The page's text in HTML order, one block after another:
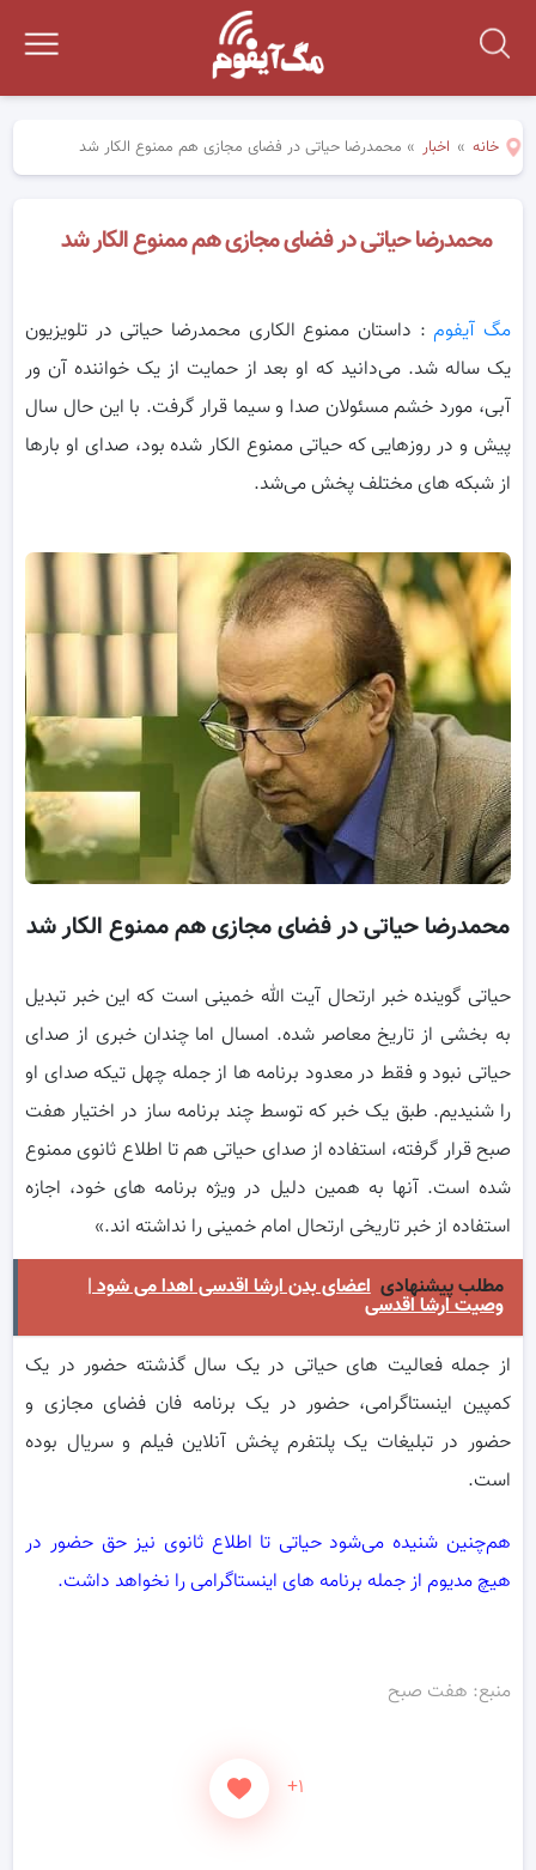
خانه » اخبار » محمدرضا حیاتی در فضای مجازی هم ممنوع الکار شد
محمدرضا حیاتی در فضای مجازی هم ممنوع الکار شد
مگ آیفوم : داستان ممنوع الکاری محمدرضا حياتی در تلويزيون
يک ساله شد. می‌دانید که او بعد از حمايت از يک خواننده آن ور
آبی، مورد خشم مسئولان صدا و سيما قرار گرفت. با اين حال سال
پيش و در روزهايی که حياتی ممنوع الکار شده بود، صدای او بارها
از شبکه های مختلف پخش می‌شد.
محمدرضا حیاتی در فضای مجازی هم ممنوع الکار شد
حياتی گوينده خبر ارتحال آيت الله خمينی است که اين خبر تبديل
به بخشی از تاريخ معاصر شده. امسال اما چندان خبری از صدای
حياتی نبود و فقط در معدود برنامه ها از جمله چهل تيکه صدای او
را شنيديم. طبق يک خبر که توسط چند برنامه ساز در اختيار هفت
صبح قرار گرفته، استفاده از صدای حياتی هم تا اطلاع ثانوی ممنوع
شده است. آنها به همين دليل در ويژه برنامه های خود، اجازه
استفاده از خبر تاريخی ارتحال امام خمينی را نداشته اند.»
مطلب پیشنهادی اعضای بدن ارشا اقدسی اهدا می شود |
وصیت ارشا اقدسی
از جمله فعاليت های حياتی در يک سال گذشته حضور در يک
کمپين اینستاگرامی، حضور در يک برنامه فان فضای مجازی و
حضور در تبليغات يک پلتفرم پخش آنلاين فيلم و سريال بوده
است.
هم‌چنین شنیده می‌شود حیاتی تا اطلاع ثانوی نیز حق حضور در
هیچ مدیوم از جمله برنامه های اینستاگرامی را نخواهد داشت.
منبع: هفت صبح
+۱